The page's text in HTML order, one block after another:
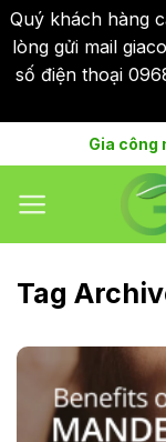
Quý khách hàng
lòng gửi mail
số điện thoại
to
content
Gia công
Tag